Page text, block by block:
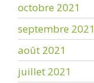
octobre 2021
septembre 2021
août 2021
juillet 2021